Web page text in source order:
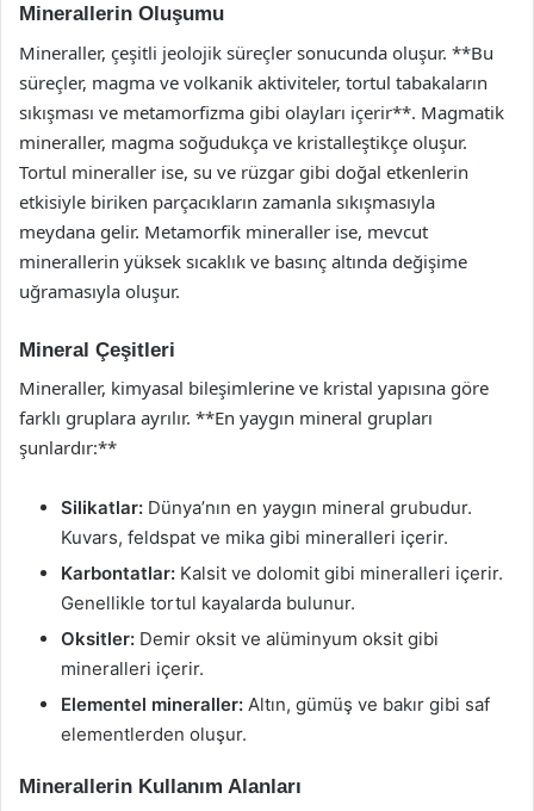
Minerallerin Oluşumu
Mineraller, çeşitli jeolojik süreçler sonucunda oluşur. **Bu
süreçler, magma ve volkanik aktiviteler, tortul tabakaların
sıkışması ve metamorfizma gibi olayları içerir**. Magmatik
mineraller, magma soğudukça ve kristalleştikçe oluşur.
Tortul mineraller ise, su ve rüzgar gibi doğal etkenlerin
etkisiyle biriken parçacıkların zamanla sıkışmasıyla
meydana gelir. Metamorfik mineraller ise, mevcut
minerallerin yüksek sıcaklık ve basınç altında değişime
uğramasıyla oluşur.
Mineral Çeşitleri
Mineraller, kimyasal bileşimlerine ve kristal yapısına göre
farklı gruplara ayrılır. **En yaygın mineral grupları
şunlardır:**
Silikatlar: Dünya’nın en yaygın mineral grubudur.
Kuvars, feldspat ve mika gibi mineralleri içerir.
Karbontatlar: Kalsit ve dolomit gibi mineralleri içerir.
Genellikle tortul kayalarda bulunur.
Oksitler: Demir oksit ve alüminyum oksit gibi
mineralleri içerir.
Elementel mineraller: Altın, gümüş ve bakır gibi saf
elementlerden oluşur.
Minerallerin Kullanım Alanları